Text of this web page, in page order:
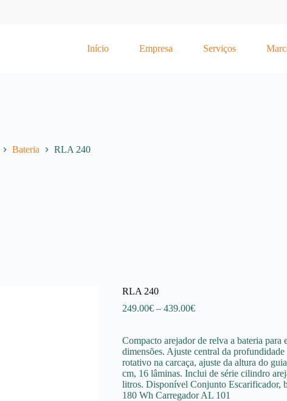
Início Empresa Serviços
Bateria RLA 240
RLA 240
249.00€ – 439.00€Price
through
439.00€
Compacto arejador de relva a bateria para
dimensões. Ajuste central da
rotativo na carcaça, ajuste da altura do
cm, 16 lâminas. Inclui de série cilindro
litros. Disponível Conjunto Escarificador,
180 Wh Carregador AL 101